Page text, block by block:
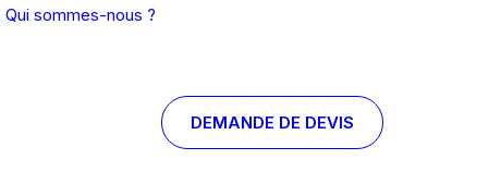
Qui sommes-nous ?
DEMANDE DE DEVIS